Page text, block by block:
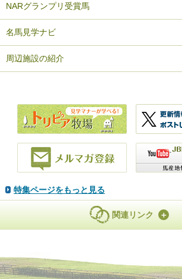
NARグランプリ受賞馬
名馬見学ナビ
周辺施設の紹介
特集ページをもっと見る
関連リンク